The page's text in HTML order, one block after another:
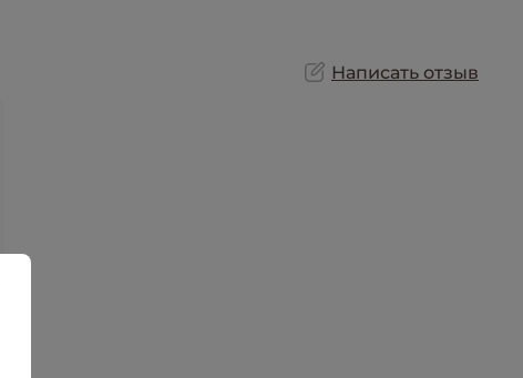
Написать отзыв